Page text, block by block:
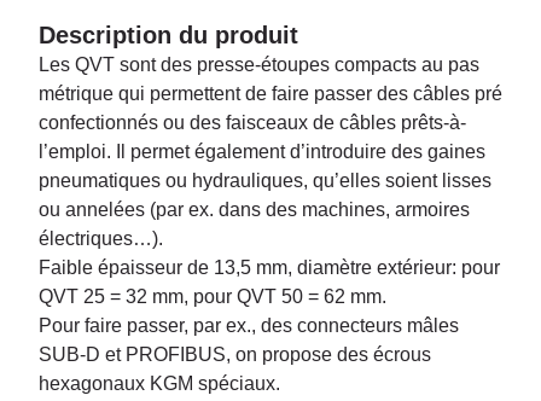
Description du produit
Les QVT sont des presse-étoupes compacts au pas
métrique qui permettent de faire passer des câbles pré
confectionnés ou des faisceaux de câbles prêts-à-
l’emploi. Il permet également d’introduire des gaines
pneumatiques ou hydrauliques, qu’elles soient lisses
ou annelées (par ex. dans des machines, armoires
électriques…).
Faible épaisseur de 13,5 mm, diamètre extérieur: pour
QVT 25 = 32 mm, pour QVT 50 = 62 mm.
Pour faire passer, par ex., des connecteurs mâles
SUB-D et PROFIBUS, on propose des écrous
hexagonaux KGM spéciaux.